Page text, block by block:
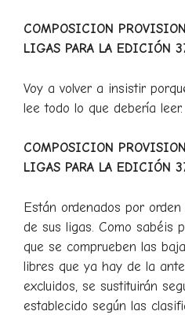
COMPOSICION
LIGAS PARA LA EDICIÓN
Voy a volver a insistir
lee todo lo que debería leer.
COMPOSICION
LIGAS PARA LA EDICIÓN
Están ordenados por
de sus ligas. Como sabéis
que se comprueben las
libres que ya hay de la
excluidos, se sustituirán
establecido según las